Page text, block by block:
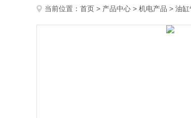
当前位置： 首页 > 产品中心 > 机电产品 > 油缸